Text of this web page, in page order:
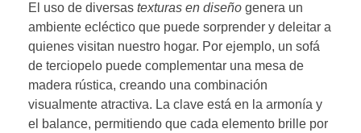
El uso de diversas texturas en diseño genera un
ambiente ecléctico que puede sorprender y deleitar a
quienes visitan nuestro hogar. Por ejemplo, un sofá
de terciopelo puede complementar una mesa de
madera rústica, creando una combinación
visualmente atractiva. La clave está en la armonía y
el balance, permitiendo que cada elemento brille por